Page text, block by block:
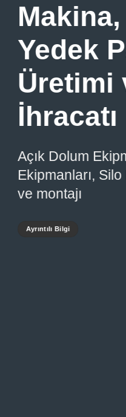
Yedek
Üretimi
İhracatı
Açık Dolum
Ekipmanları,
ve montajı
Ayrıntılı Bilgi